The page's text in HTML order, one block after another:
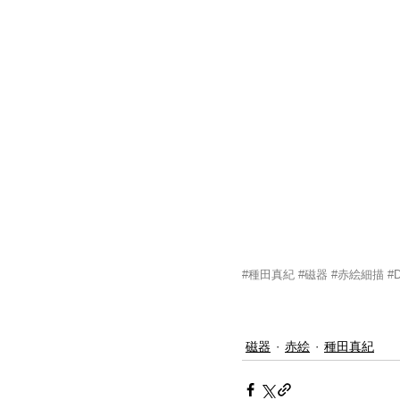
#種田真紀 #磁器 #赤絵細描
磁器 赤絵 種田真紀